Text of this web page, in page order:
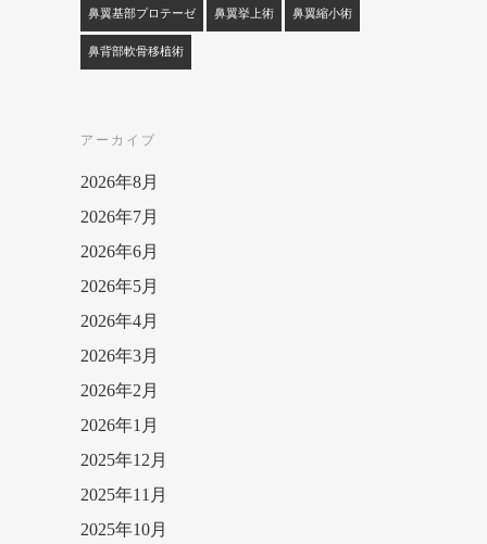
鼻翼基部プロテーゼ 鼻翼挙上術 鼻翼縮小術
鼻背部軟骨移植術
アーカイブ
2026年8月
2026年7月
2026年6月
2026年5月
2026年4月
2026年3月
2026年2月
2026年1月
2025年12月
2025年11月
2025年10月